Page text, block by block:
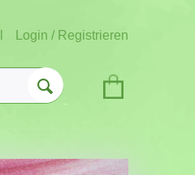
Login / Registrieren